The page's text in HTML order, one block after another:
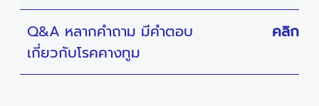
Q&A หลากคำถาม มีคำตอบ
เกี่ยวกับโรคคางทูม
คลิก